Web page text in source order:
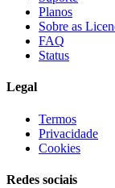
Planos
Sobre as
FAQ
Status
Legal
Termos
Privacidade
Cookies
Redes sociais